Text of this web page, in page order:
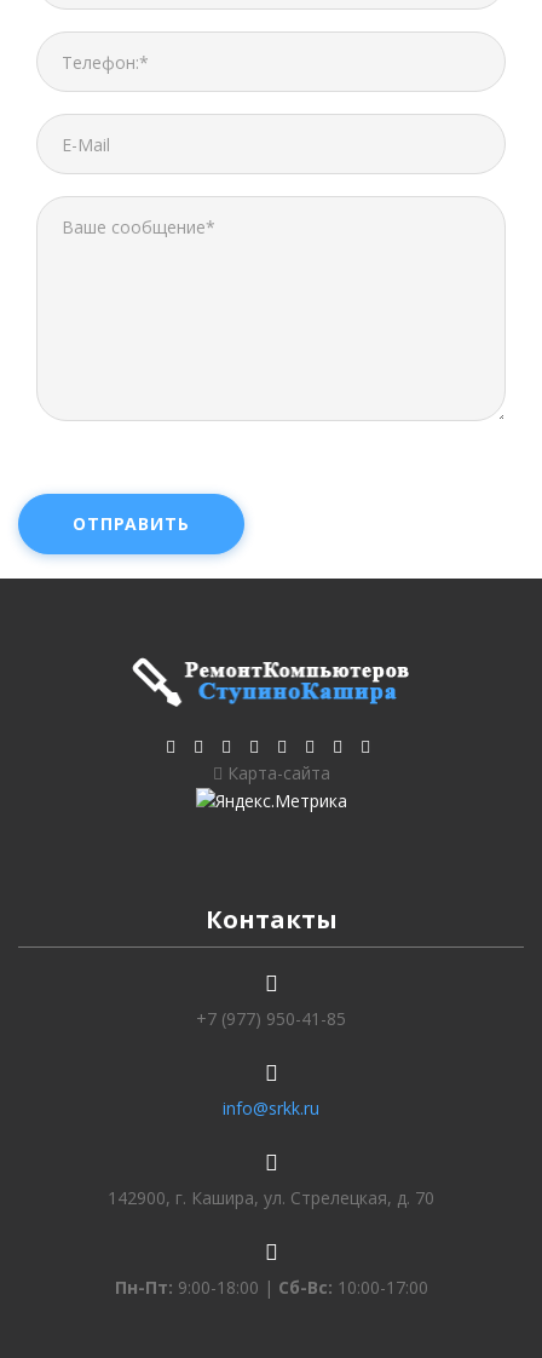
ОТПРАВИТЬ
Карта-сайта
Контакты
+7 (977) 950-41-85
info@srkk.ru
142900, г. Кашира, ул. Стрелецкая, д. 70
Пн-Пт: 9:00-18:00 | Сб-Вс: 10:00-17:00